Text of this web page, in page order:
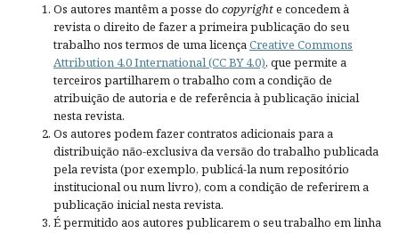
Os autores mantêm a posse do copyrighte concedem à
revista o direito de fazer a primeira publicação do seu
trabalho nos termos de uma licençaCreative Commons
Attribution 4.0 International (CC BY 4.0), que permite a
terceiros partilharem o trabalho com a condição de
atribuição de autoria e de referência à publicação inicial
nesta revista.
Os autores podem fazer contratos adicionais para a
distribuição não-exclusiva da versão do trabalho publicada
pela revista (por exemplo, publicá-la num repositório
institucional ou num livro), com a condição de referirem a
publicação inicial nesta revista.
É permitido aos autores publicarem o seu trabalho em linha